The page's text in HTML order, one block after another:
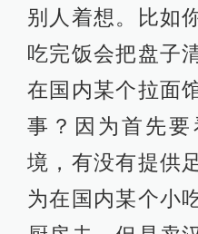
别人着想。比如
吃完饭会把盘子
在国内某个拉面
事？因为首先
境，有没有提供
为在国内某个小